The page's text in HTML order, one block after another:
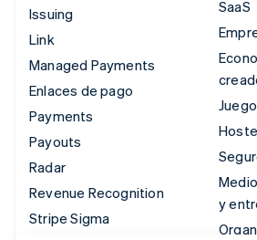
Issuing
Link
Managed Payments
Enlaces de pago
Payments
Payouts
Radar
Revenue Recognition
Stripe Sigma
SaaS
y